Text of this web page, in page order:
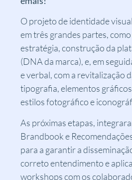
O projeto de identidade
em três grandes partes,
estratégia, construção da
(DNA da marca), e, em
e verbal, com a revitalização
tipografia, elementos
estilos fotográfico e
As próximas etapas,
Brandbook e
para a garantir a
correto entendimento e
workshops com os